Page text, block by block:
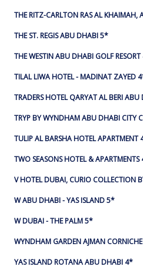
THE RITZ-CARLTON RAS AL KHAIMAH,
THE ST. REGIS ABU DHABI 5*
THE WESTIN ABU DHABI GOLF
TILAL LIWA HOTEL - MADINAT ZAYED
TRADERS HOTEL QARYAT AL BERI
TRYP BY WYNDHAM ABU DHABI CITY
TULIP AL BARSHA HOTEL APARTMENT
TWO SEASONS HOTEL & APARTMENTS
V HOTEL DUBAI, CURIO COLLECTION
W ABU DHABI - YAS ISLAND 5*
W DUBAI - THE PALM 5*
WYNDHAM GARDEN AJMAN
YAS ISLAND ROTANA ABU DHABI 4*